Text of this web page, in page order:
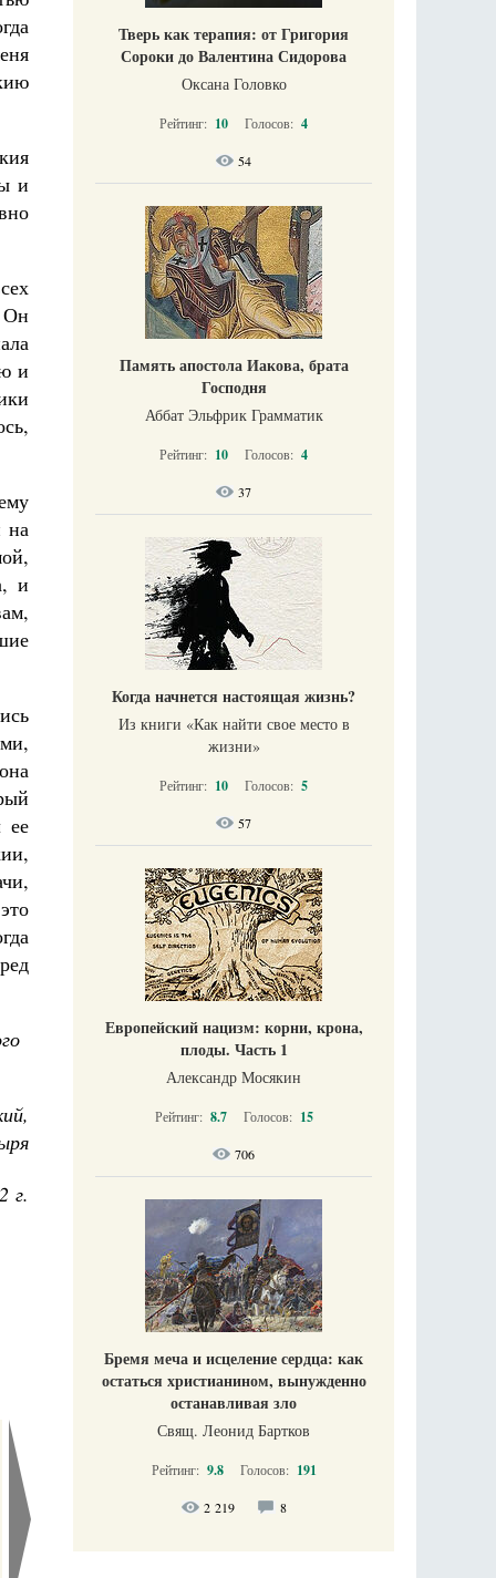
и
Он
и
на
и
ее
г.
Тверь как терапия: от Григория
Сороки до Валентина Сидорова
Оксана Головко
Рейтинг: 10 Голосов: 4
54
Память апостола Иакова, брата
Господня
Аббат Эльфрик Грамматик
Рейтинг: 10 Голосов: 4
37
Когда начнется настоящая жизнь?
Из книги «Как найти свое место в
жизни​»
Рейтинг: 10 Голосов: 5
57
Европейский нацизм: корни, крона,
плоды. Часть 1
Александр Мосякин
Рейтинг: 8.7 Голосов: 15
706
Бремя меча и исцеление сердца: как
остаться христианином, вынужденно
останавливая зло
Свящ. Леонид Бартков
Рейтинг: 9.8 Голосов: 191
2 219 8